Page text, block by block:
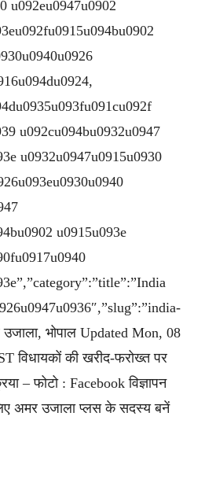
u092eu0947u0902
u092cu094bu0932u0947
u0932u0947u0915u0930
u0915u093e
भोपाल Updated Mon, 08
विधायकों की खरीद-फरोख्त पर
– फोटो : Facebook विज्ञापन
अमर उजाला प्लस के सदस्य बनें